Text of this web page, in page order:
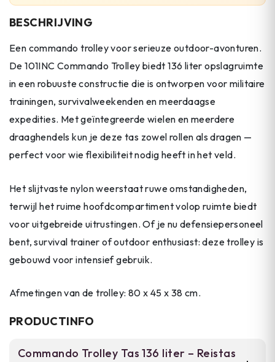
BESCHRIJVING
Een commando trolley voor serieuze outdoor-avonturen.
De 101INC Commando Trolley biedt 136 liter opslagruimte
in een robuuste constructie die is ontworpen voor militaire
trainingen, survivalweekenden en meerdaagse
expedities. Met geïntegreerde wielen en meerdere
draaghendels kun je deze tas zowel rollen als dragen —
perfect voor wie flexibiliteit nodig heeft in het veld.
Het slijtvaste nylon weerstaat ruwe omstandigheden,
terwijl het ruime hoofdcompartiment volop ruimte biedt
voor uitgebreide uitrustingen. Of je nu defensiepersoneel
bent, survival trainer of outdoor enthusiast: deze trolley is
gebouwd voor intensief gebruik.
Afmetingen van de trolley: 80 x 45 x 38 cm.
PRODUCTINFO
Commando Trolley Tas 136 liter – Reistas